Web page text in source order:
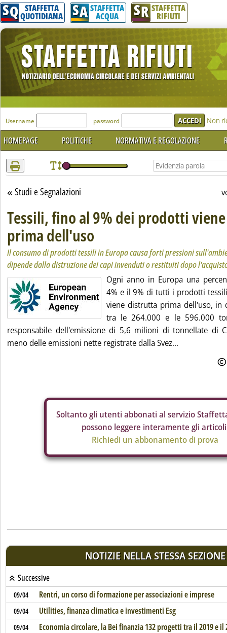
Attenzione! Esegui l'accesso per lèggere interamente la notizia.
SQ STAFFETTA
QUOTIDIANA SA STAFFETTA
ACQUA SR STAFFETTA
RIFIUTI
'Modulo Login per accedere'
Username password Non
HOMEPAGE POLITICHE NORMATIVA E REGOLAZIONE
Torna alla sezione
Studi e Segnalazioni
Tessili, fino al 9% dei prodotti
prima dell'uso
Il consumo di prodotti tessili in Europa causa forti pressioni
dipende dalla distruzione dei capi invenduti o restituiti dopo
Ogni anno in Europa una
4% e il 9% di tutti i prodotti
viene distrutta prima dell'uso, in
tra le 264.000 e le 596.000
responsabile dell'emissione di 5,6 milioni di tonnellate di
meno delle emissioni nette registrate dalla Svez...
Soltanto gli utenti abbonati al servizio
possono leggere interamente gli
Richiedi un abbonamento di prova
NOTIZIE NELLA STESSA SEZIONE
Successive
09/04 Rentri, un corso di formazione per associazioni e imprese
09/04 Utilities, finanza climatica e investimenti Esg
09/04 Economia circolare, la Bei finanzia 132 progetti tra il 2019 e il